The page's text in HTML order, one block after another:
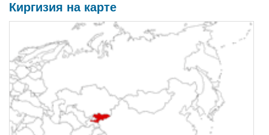
Киргизия на карте